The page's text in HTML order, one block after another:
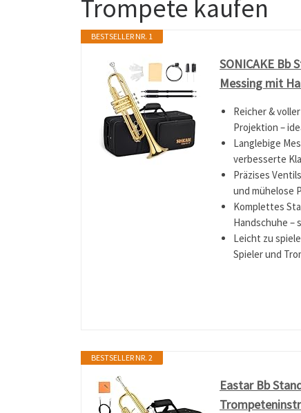
Trompete kaufen
BESTSELLER NR. 1
SONICAKE Bb
Messing mit
Reicher &
Projektion –
Langlebige
verbesserte
Präzises
und mühelose
Komplettes
Handschuhe –
Leicht zu
Spieler und
BESTSELLER NR. 2
Eastar Bb